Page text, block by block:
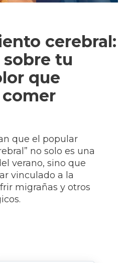
cerebral:
tu
que
que el popular
no solo es una
verano, sino que
vinculado a la
migrañas y otros